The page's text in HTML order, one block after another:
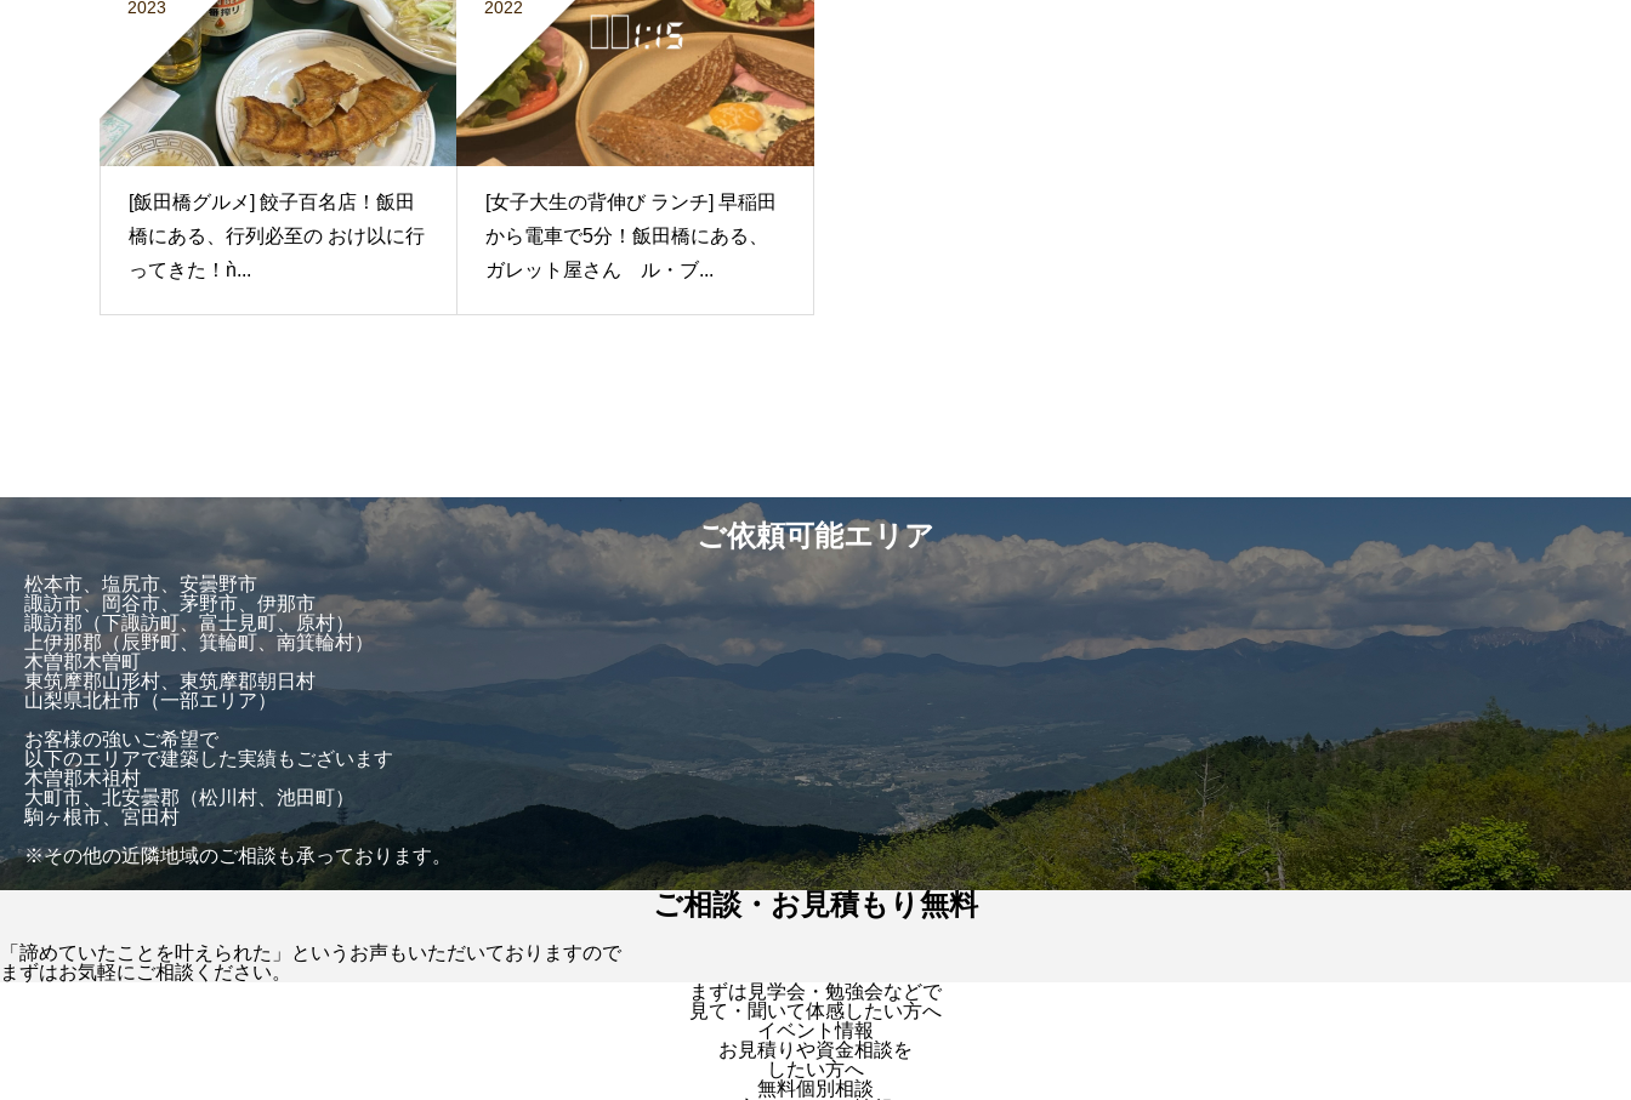
2023
[飯田橋グルメ] 餃子百名店！飯田
橋にある、行列必至の おけ以に行
ってきた！ǹ...
2022
[女子大生の背伸び ランチ] 早稲田
から電車で5分！飯田橋にある、
ガレット屋さん ル・ブ...
ご依頼可能エリア
松本市、塩尻市、安曇野市
諏訪市、岡谷市、茅野市、伊那市
諏訪郡（下諏訪町、富士見町、原村）
上伊那郡（辰野町、箕輪町、南箕輪村）
木曽郡木曽町
東筑摩郡山形村、東筑摩郡朝日村
山梨県北杜市（一部エリア）
お客様の強いご希望で
以下のエリアで建築した実績もございます
木曽郡木祖村
大町市、北安曇郡（松川村、池田町）
駒ヶ根市、宮田村
※その他の近隣地域のご相談も承っております。
ご相談・お見積もり無料
「諦めていたことを叶えられた」というお声もいただいておりますので
まずはお気軽にご相談ください。
まずは見学会・勉強会などで
見て・聞いて体感したい方へ
イベント情報
お見積りや資金相談を
したい方へ
無料個別相談